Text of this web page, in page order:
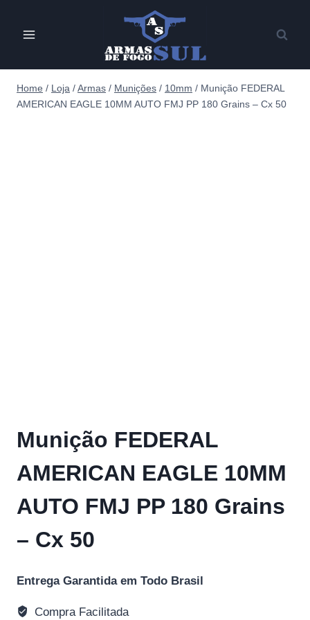
Home / Loja /Armas / Munições / 10mm / Munição FEDERAL
AMERICAN EAGLE 10MM AUTO FMJ PP 180 Grains – Cx 50
Munição FEDERAL
AMERICAN EAGLE 10MM
AUTO FMJ PP 180 Grains
– Cx 50
Entrega Garantida em Todo Brasil
Compra Facilitada